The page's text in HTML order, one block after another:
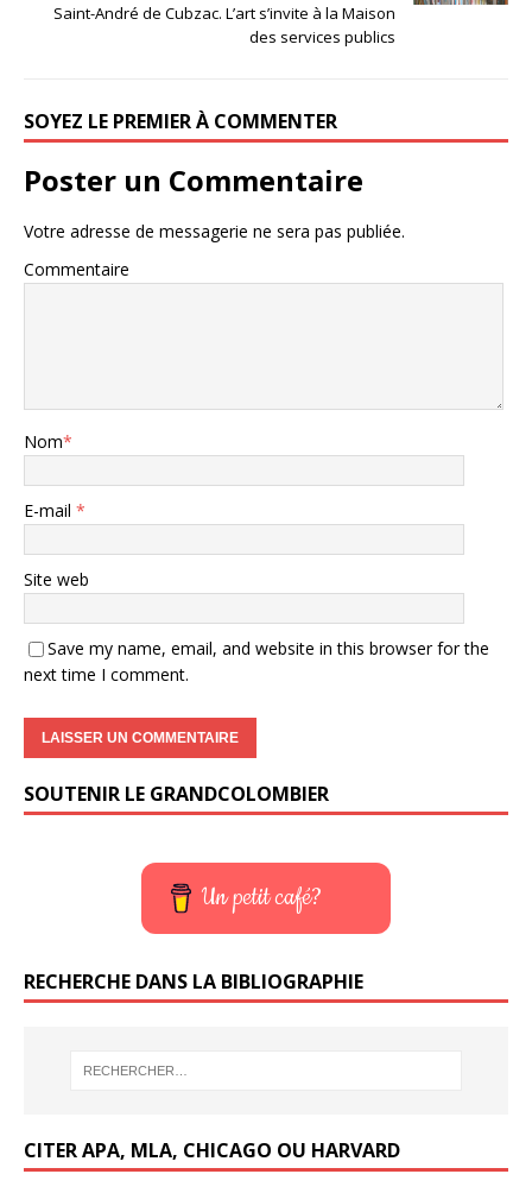
Saint-André de Cubzac. L’art s’invite à la Maison
des services publics
SOYEZ LE PREMIER À COMMENTER
Poster un Commentaire
Votre adresse de messagerie ne sera pas publiée.
Commentaire
Nom*
E-mail *
Site web
Save my name, email, and website in this browser for the
next time I comment.
SOUTENIR LE GRANDCOLOMBIER
Un petit café?
RECHERCHE DANS LA BIBLIOGRAPHIE
CITER APA, MLA, CHICAGO OU HARVARD